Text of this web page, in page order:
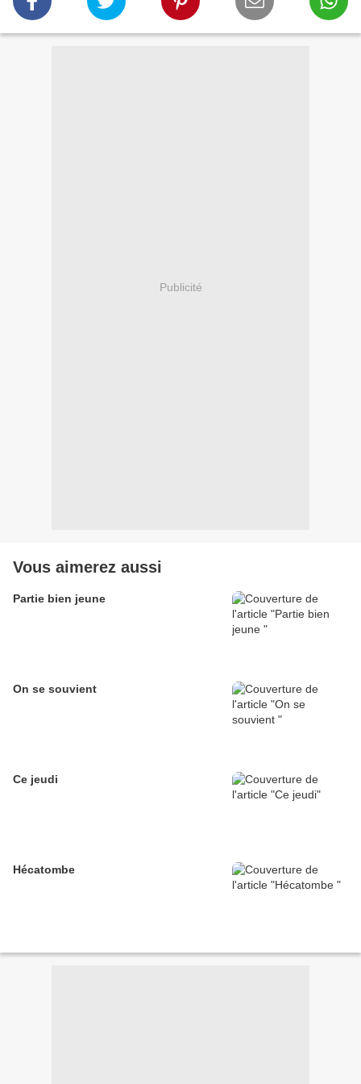
Publicité
Vous aimerez aussi
Partie bien jeune
On se souvient
Ce jeudi
Hécatombe